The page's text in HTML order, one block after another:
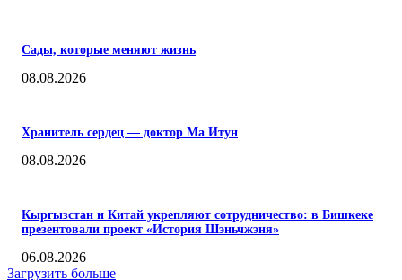
Сады, которые меняют жизнь
08.08.2026
Хранитель сердец — доктор Ма Итун
08.08.2026
Кыргызстан и Китай укрепляют сотрудничество: в Бишкеке
презентовали проект «История Шэньчжэня»
06.08.2026
Загрузить больше